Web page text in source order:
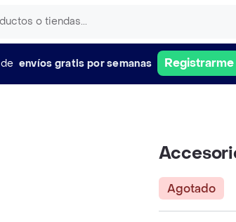
envíos gratis por semanas Registrarme
Agotado